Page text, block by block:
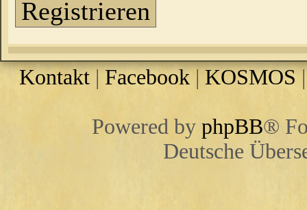
Registrieren
Kontakt | Facebook |KOSMOS
Powered by phpBB®
Deutsche